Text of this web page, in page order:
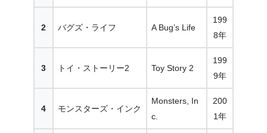
2 バグズ・ライフ A Bug’s Life
199
8年
3 トイ・ストーリー2 Toy Story 2
199
9年
4 モンスターズ・インク
Monsters, In
c.
200
1年